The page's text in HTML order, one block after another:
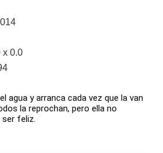
x 0.0
agua y arranca cada vez que la van
la reprochan, pero ella no
ser feliz.